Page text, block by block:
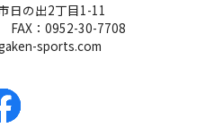
日の出2丁目1-11
FAX：0952-30-7708
sports.com